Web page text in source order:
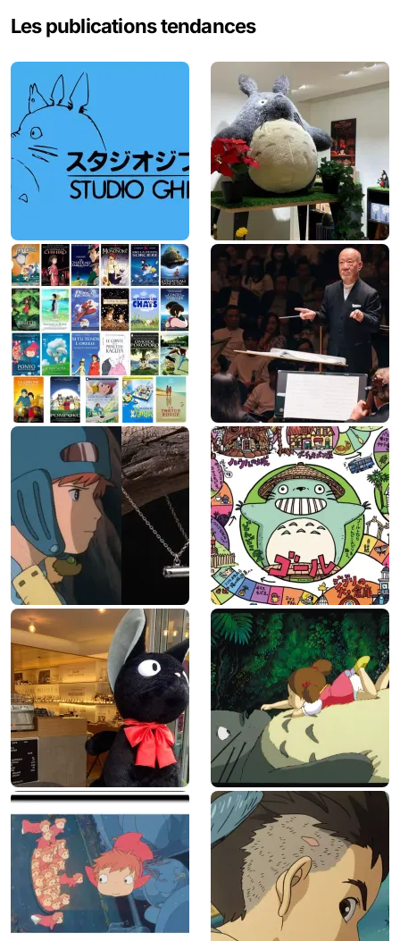
r
h
:
Les publications tendances